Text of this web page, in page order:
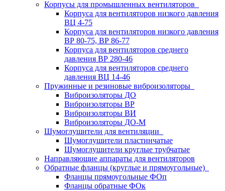
Корпусы для промышленных вентиляторов
Корпуса для вентиляторов низкого давления
ВЦ 4-75
Корпуса для вентиляторов низкого давления
ВР 80-75, ВР 86-77
Корпуса для вентиляторов среднего
давления ВР 280-46
Корпуса для вентиляторов среднего
давления ВЦ 14-46
Пружинные и резиновые виброизоляторы
Виброизоляторы ДО
Виброизоляторы ВР
Виброизоляторы ВИ
Виброизоляторы ДО-М
Шумоглушители для вентиляции
Шумоглушители пластинчатые
Шумоглушители круглые трубчатые
Направляющие аппараты для вентиляторов
Обратные фланцы (круглые и прямоугольные)
Фланцы прямоугольные ФОп
Фланцы обратные ФОк